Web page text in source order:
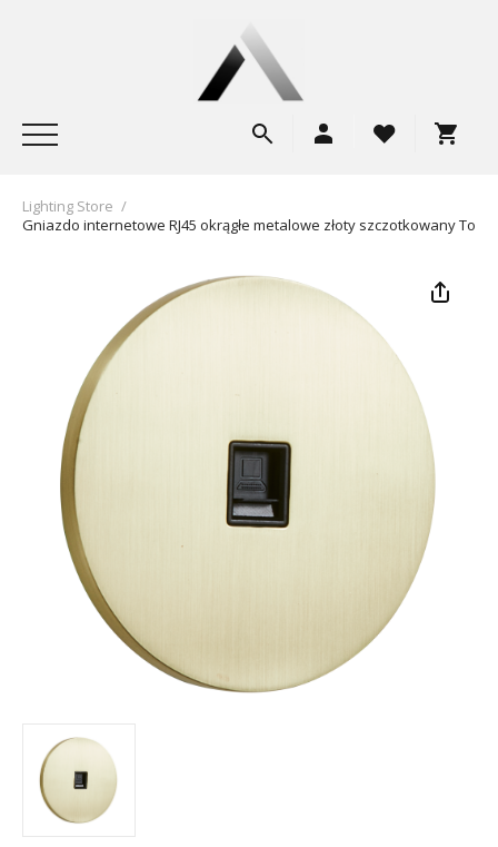
Lighting Store /
Gniazdo internetowe RJ45 okrągłe metalowe złoty szczotkowany